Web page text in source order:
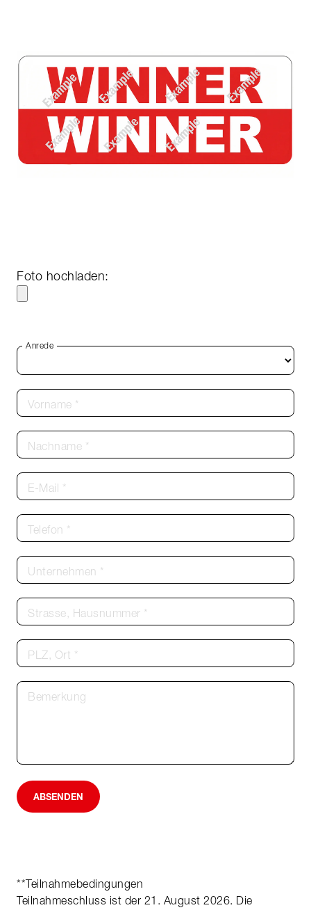
Foto hochladen:
Anrede
Vorname *
Nachname *
E-Mail *
Telefon *
Unternehmen *
Strasse, Hausnummer *
PLZ, Ort *
Bemerkung
ABSENDEN
**Teilnahmebedingungen
Teilnahmeschluss ist der 21. August 2026. Die